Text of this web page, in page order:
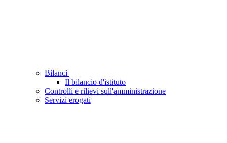
Bilanci
Il bilancio d'istituto
Controlli e rilievi sull'amministrazione
Servizi erogati